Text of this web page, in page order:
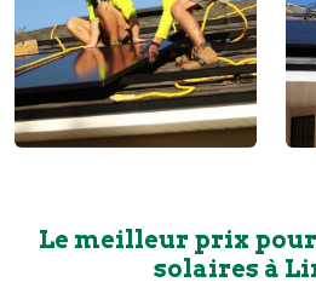
Le meilleur prix
solaires à